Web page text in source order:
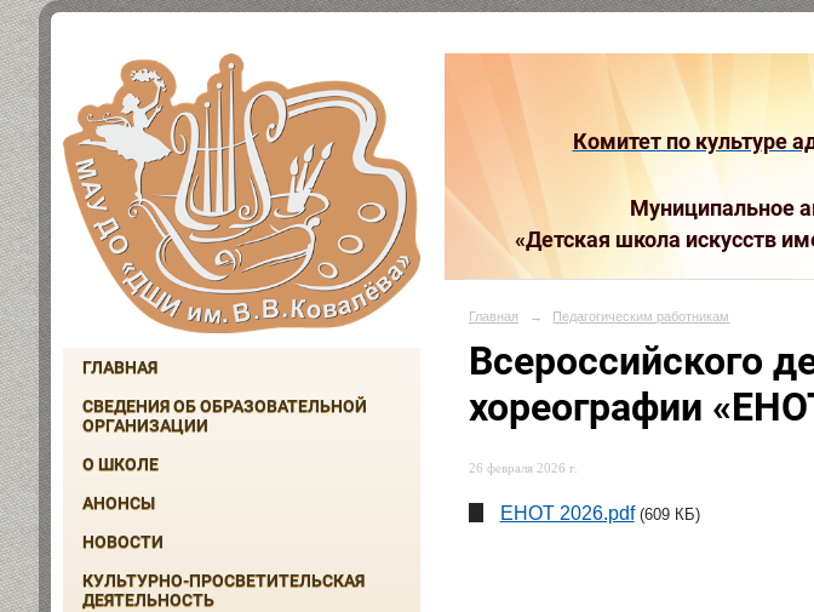
ГЛАВНАЯ
СВЕДЕНИЯ ОБ ОБРАЗОВАТЕЛЬНОЙ
ОРГАНИЗАЦИИ
О ШКОЛЕ
АНОНСЫ
НОВОСТИ
КУЛЬТУРНО-ПРОСВЕТИТЕЛЬСКАЯ
ДЕЯТЕЛЬНОСТЬ
Комитет по культуре
Муниципальное
«Детская школа искусств
Главная → Педагогическим работникам
Всероссийского
хореографии
26 февраля 2026 г.
ЕНОТ 2026.pdf (609 КБ)